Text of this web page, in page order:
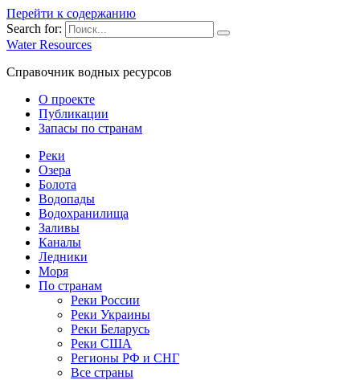
Перейти к содержанию
Search for:
Water Resources
Справочник водных ресурсов
О проекте
Публикации
Запасы по странам
Реки
Озера
Болота
Водопады
Водохранилища
Заливы
Каналы
Ледники
Моря
По странам
Реки России
Реки Украины
Реки Беларусь
Реки США
Регионы РФ и СНГ
Все страны